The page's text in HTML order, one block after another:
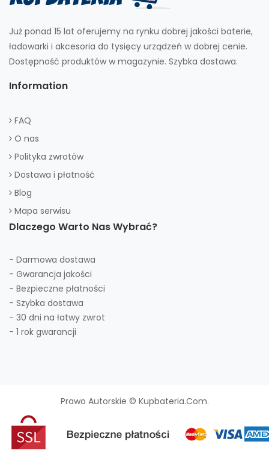
Już ponad 15 lat oferujemy na rynku dobrej jakości baterie,
ładowarki i akcesoria do tysięcy urządzeń w dobrej cenie.
Dostępność produktów w magazynie. Szybka dostawa.
Information
FAQ
O nas
Polityka zwrotów
Dostawa i płatność
Blog
Mapa serwisu
Dlaczego Warto Nas Wybrać?
- Darmowa dostawa
- Gwarancja jakości
- Bezpieczne płatności
- Szybka dostawa
- 30 dni na łatwy zwrot
- 1 rok gwarancji
Prawo Autorskie © Kupbateria.com.